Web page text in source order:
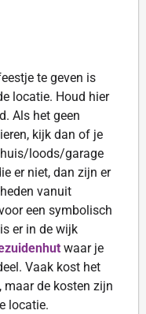
te geven is
locatie. Houd hier
Als het geen
kijk dan of je
loods/garage
er niet, dan zijn er
vanuit
een symbolisch
er in de wijk
waar je
Vaak kost het
maar de kosten zijn
locatie.